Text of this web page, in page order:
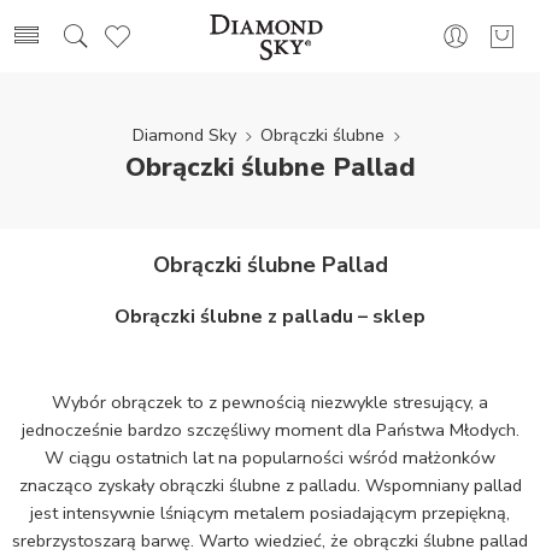
Diamond Sky Obrączki ślubne
Obrączki ślubne Pallad
Obrączki ślubne Pallad
Obrączki ślubne z palladu – sklep
Wybór obrączek to z pewnością niezwykle stresujący, a
jednocześnie bardzo szczęśliwy moment dla Państwa Młodych.
W ciągu ostatnich lat na popularności wśród małżonków
znacząco zyskały obrączki ślubne z palladu. Wspomniany pallad
jest intensywnie lśniącym metalem posiadającym przepiękną,
srebrzystoszarą barwę. Warto wiedzieć, że obrączki ślubne pallad